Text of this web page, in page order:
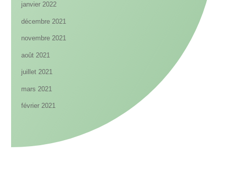
janvier 2022
décembre 2021
novembre 2021
août 2021
juillet 2021
mars 2021
février 2021